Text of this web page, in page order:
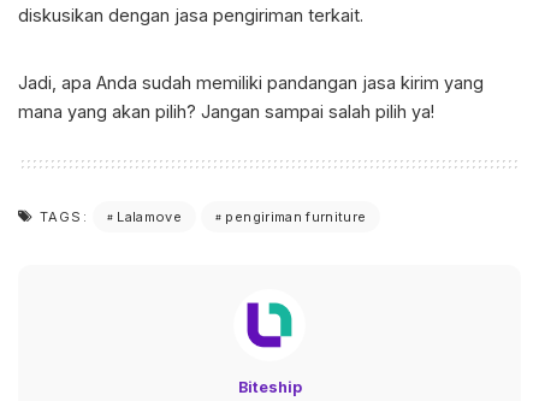
diskusikan dengan jasa pengiriman terkait.
Jadi, apa Anda sudah memiliki pandangan jasa kirim yang
mana yang akan pilih? Jangan sampai salah pilih ya!
TAGS: Lalamove pengiriman furniture
Biteship